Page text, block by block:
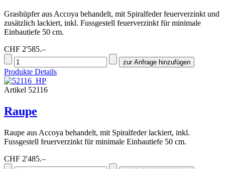
Grashüpfer aus Accoya behandelt, mit Spiralfeder feuerverzinkt und
zusätzlich lackiert, inkl. Fussgestell feuerverzinkt für minimale
Einbautiefe 50 cm.
CHF 2'585.–
Produkte Details
Artikel 52116
Raupe
Raupe aus Accoya behandelt, mit Spiralfeder lackiert, inkl.
Fussgestell feuerverzinkt für minimale Einbautiefe 50 cm.
CHF 2'485.–